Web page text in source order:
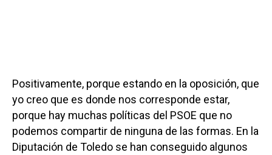
Positivamente, porque estando en la oposición, que
yo creo que es donde nos corresponde estar,
porque hay muchas políticas del PSOE que no
podemos compartir de ninguna de las formas. En la
Diputación de Toledo se han conseguido algunos